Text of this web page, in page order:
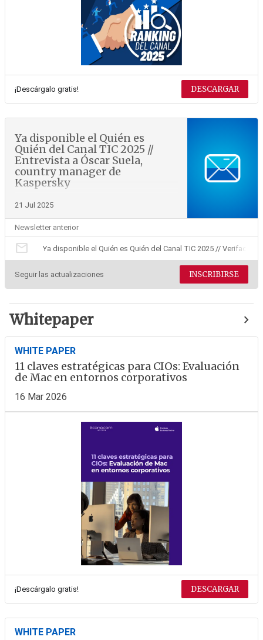
¡Descárgalo gratis! DESCARGAR
Ya disponible el Quién es
Quién del Canal TIC 2025 //
Entrevista a Óscar Suela,
country manager de
Kaspersky
21 Jul 2025
Newsletter anterior
mail Ya disponible el Quién es Quién del Canal TIC 2025 // Verifactu:
Seguir las actualizaciones INSCRIBIRSE
Whitepaper
WHITE PAPER
11 claves estratégicas para CIOs: Evaluación
de Mac en entornos corporativos
16 Mar 2026
¡Descárgalo gratis! DESCARGAR
WHITE PAPER